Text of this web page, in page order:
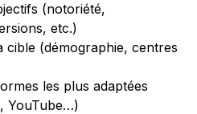
(notoriété,
etc.)
cible (démographie, centres
les plus adaptées
YouTube…)